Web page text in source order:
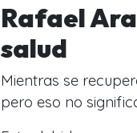
Rafael
salud
Mientras se
pero eso no